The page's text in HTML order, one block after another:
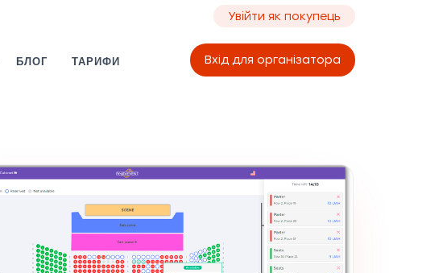
Увійти як покупець
Вхід для організатора
БЛОГ ТАРИФИ